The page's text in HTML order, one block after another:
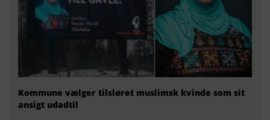
Kommune vælger tilsløret muslimsk kvinde som sit
ansigt udadtil